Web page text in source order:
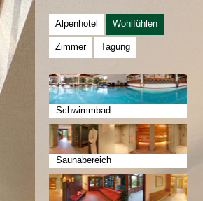
Alpenhotel Wohlfühlen
Zimmer Tagung
Schwimmbad
Saunabereich